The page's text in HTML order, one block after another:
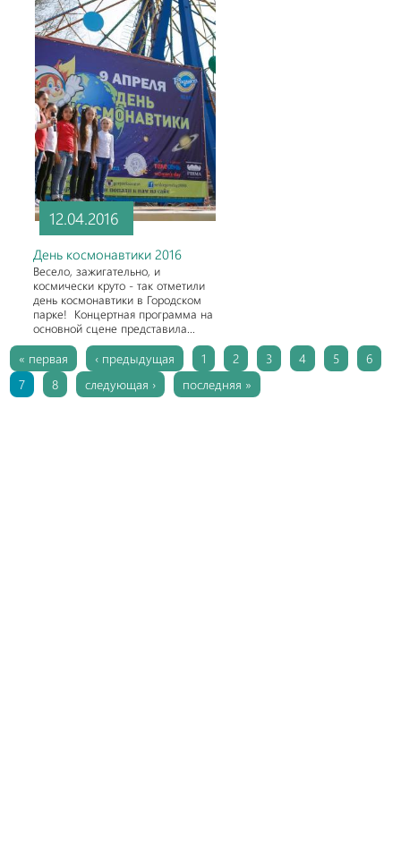
12.04.2016
День космонавтики 2016
Весело, зажигательно, и
космически круто - так отметили
день космонавтики в Городском
парке! Концертная программа на
основной сцене представила...
Страницы
« первая ‹ предыдущая 1 2 3 4 5
6
7
8 следующая › последняя »